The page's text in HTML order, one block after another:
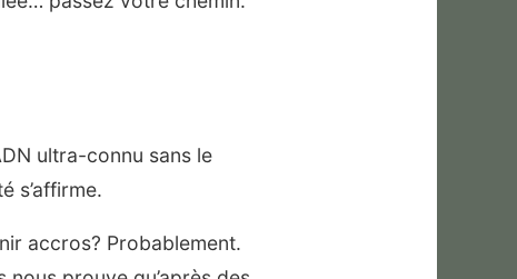
ultra-connu sans le
s’affirme.
accros? Probablement.